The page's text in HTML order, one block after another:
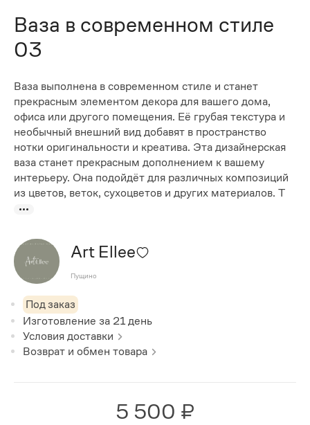
Ваза в современном стиле
03
Ваза выполнена в современном стиле и станет
прекрасным элементом декора для вашего дома,
офиса или другого помещения. Её грубая текстура и
необычный внешний вид добавят в пространство
нотки оригинальности и креатива. Эта дизайнерская
ваза станет прекрасным дополнением к вашему
интерьеру. Она подойдёт для различных композиций
из цветов, веток, сухоцветов и других материалов. Т
Art Ellee
Пущино
Под заказ
Изготовление за 21 день
Условия доставки
Возврат и обмен товара
5 500 ₽